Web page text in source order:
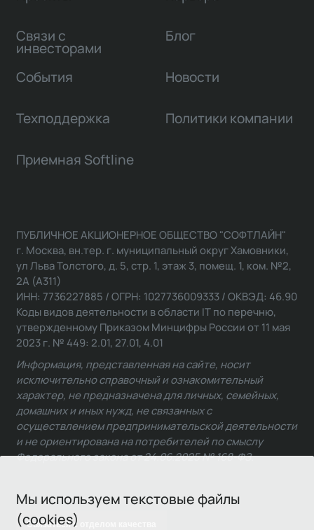
Мы используем текстовые файлы
(cookies)
Связи с
инвесторами
Блог
События Новости
Техподдержка Политики компании
Приемная Softline
Связаться с отделом качества
ПУБЛИЧНОЕ АКЦИОНЕРНОЕ ОБЩЕСТВО "СОФТЛАЙН"
г. Москва, вн.тер. г. муниципальный округ Хамовники,
ул Льва Толстого, д. 5, стр. 1, этаж 3, помещ. 1, ком. №2,
2А (А311)
ИНН: 7736227885 / ОГРН: 1027736009333 / ОКВЭД: 46.90
Коды видов деятельности в области IT по перечню,
утвержденному Приказом Минцифры России от 11 мая
2023 г. № 449: 2.01, 27.01, 4.01
Информация, представленная на сайте, носит
исключительно справочный и ознакомительный
характер, не предназначена для личных, семейных,
домашних и иных нужд, не связанных с
осуществлением предпринимательской деятельности
и не ориентирована на потребителей по смыслу
Федерального закона от 24.06.2025 № 168-ФЗ.